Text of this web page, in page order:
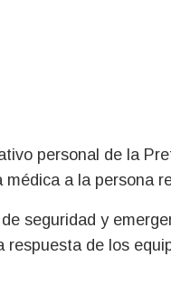
personal de la
a la persona
seguridad y
respuesta de los